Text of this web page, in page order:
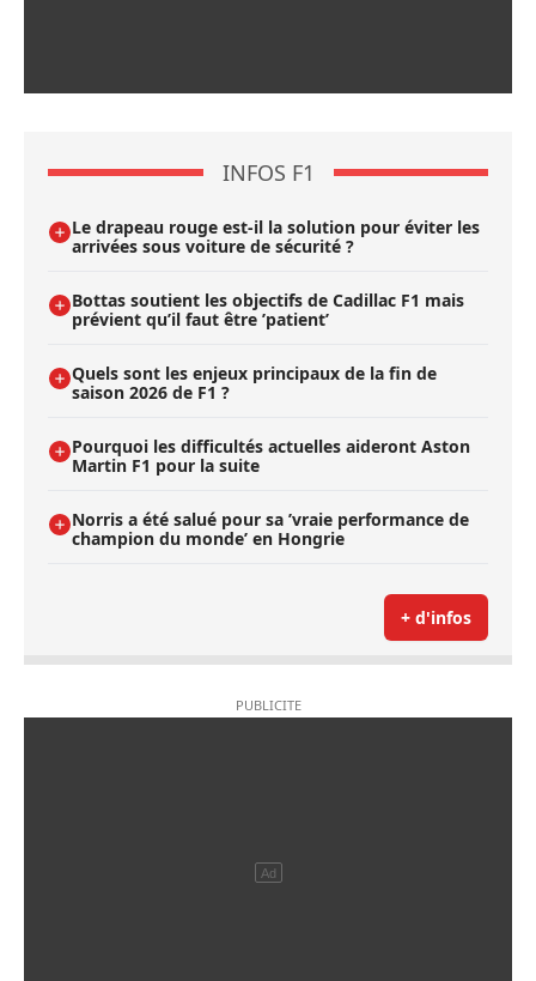
INFOS F1
Le drapeau rouge est-il la solution pour éviter les
arrivées sous voiture de sécurité ?
Bottas soutient les objectifs de Cadillac F1 mais
prévient qu’il faut être ’patient’
Quels sont les enjeux principaux de la fin de
saison 2026 de F1 ?
Pourquoi les difficultés actuelles aideront Aston
Martin F1 pour la suite
Norris a été salué pour sa ’vraie performance de
champion du monde’ en Hongrie
+ d'infos